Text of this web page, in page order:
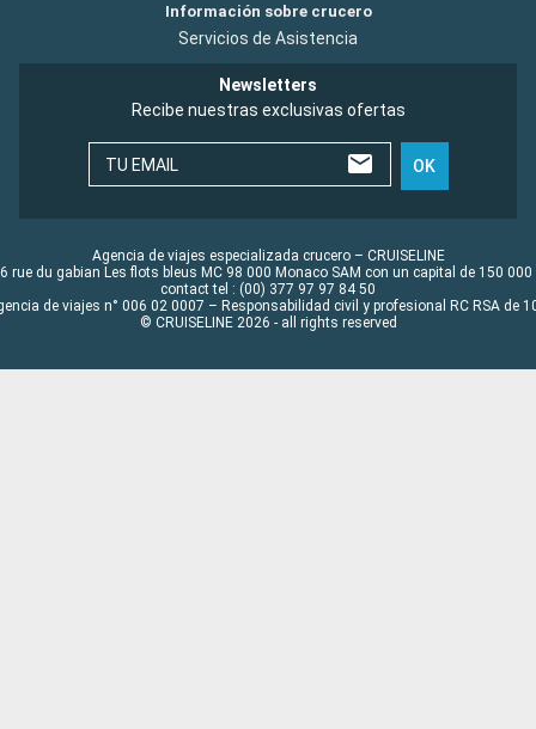
Información sobre crucero
Servicios de Asistencia
Newsletters
Recibe nuestras exclusivas ofertas
TU EMAIL OK
Agencia de viajes especializada crucero – CRUISELINE
rue du gabian Les flots bleus MC 98 000 Monaco SAM con un capital de 150 000
contact tel : (00) 377 97 97 84 50
de viajes n° 006 02 0007 – Responsabilidad civil y profesional RC RSA de
© CRUISELINE 2026 - all rights reserved